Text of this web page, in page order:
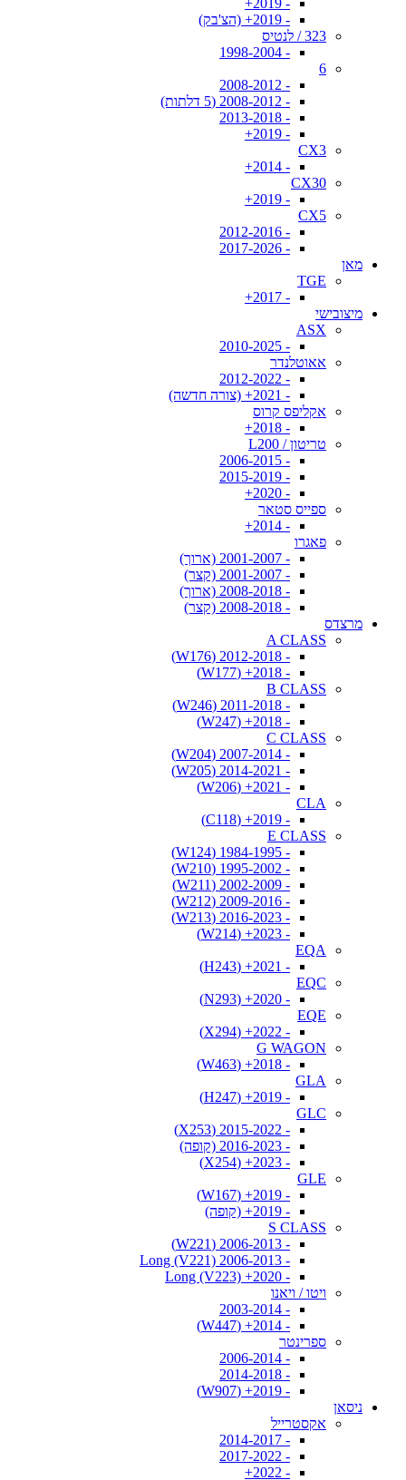
- 2019+
- 2019+ (הצ'בק)
323 / לנטיס
- 1998-2004
6
- 2008-2012
- 2008-2012 (5 דלתות)
- 2013-2018
- 2019+
CX3
- 2014+
CX30
- 2019+
CX5
- 2012-2016
- 2017-2026
מאן
TGE
- 2017+
מיצובישי
ASX
- 2010-2025
אאוטלנדר
- 2012-2022
- 2021+ (צורה חדשה)
אקליפס קרוס
- 2018+
טריטון / L200
- 2006-2015
- 2015-2019
- 2020+
ספייס סטאר
- 2014+
פאגרו
- 2001-2007 (ארוך)
- 2001-2007 (קצר)
- 2008-2018 (ארוך)
- 2008-2018 (קצר)
מרצדס
A CLASS
- 2012-2018 (W176)
- 2018+ (W177)
B CLASS
- 2011-2018 (W246)
- 2018+ (W247)
C CLASS
- 2007-2014 (W204)
- 2014-2021 (W205)
- 2021+ (W206)
CLA
- 2019+ (C118)
E CLASS
- 1984-1995 (W124)
- 1995-2002 (W210)
- 2002-2009 (W211)
- 2009-2016 (W212)
- 2016-2023 (W213)
- 2023+ (W214)
EQA
- 2021+ (H243)
EQC
- 2020+ (N293)
EQE
- 2022+ (X294)
G WAGON
- 2018+ (W463)
GLA
- 2019+ (H247)
GLC
- 2015-2022 (X253)
- 2016-2023 (קופה)
- 2023+ (X254)
GLE
- 2019+ (W167)
- 2019+ (קופה)
S CLASS
- 2006-2013 (W221)
- 2006-2013 Long (V221)
- 2020+ Long (V223)
ויטו / ויאנו
- 2003-2014
- 2014+ (W447)
ספרינטר
- 2006-2014
- 2014-2018
- 2019+ (W907)
ניסאן
אקסטרייל
- 2014-2017
- 2017-2022
- 2022+